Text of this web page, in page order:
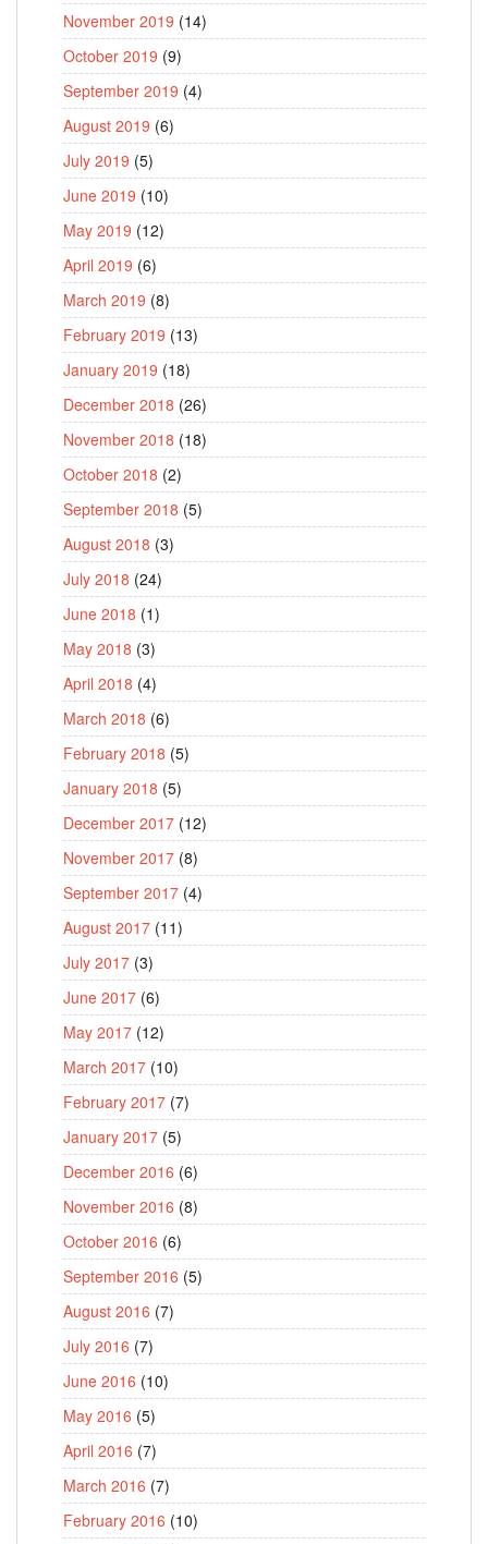
November 2019 (14)
October 2019 (9)
September 2019 (4)
August 2019 (6)
July 2019 (5)
June 2019 (10)
May 2019 (12)
April 2019 (6)
March 2019 (8)
February 2019 (13)
January 2019 (18)
December 2018 (26)
November 2018 (18)
October 2018 (2)
September 2018 (5)
August 2018 (3)
July 2018 (24)
June 2018 (1)
May 2018 (3)
April 2018 (4)
March 2018 (6)
February 2018 (5)
January 2018 (5)
December 2017 (12)
November 2017 (8)
September 2017 (4)
August 2017 (11)
July 2017 (3)
June 2017 (6)
May 2017 (12)
March 2017 (10)
February 2017 (7)
January 2017 (5)
December 2016 (6)
November 2016 (8)
October 2016 (6)
September 2016 (5)
August 2016 (7)
July 2016 (7)
June 2016 (10)
May 2016 (5)
April 2016 (7)
March 2016 (7)
February 2016 (10)